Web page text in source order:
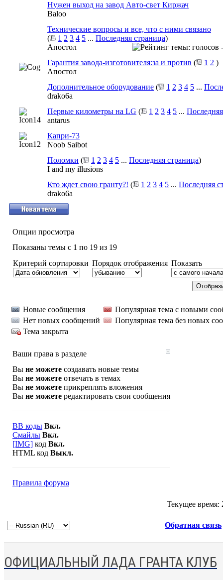
Нужен выход на завод Авто-свет Киржач
Baloo
Технические вопросы и все, что с ними связано
(
1 2 3 4 5 ... Последняя страница)
Апостол
Гарантия завода-изготовителя:за и против ( 1 2 )
Апостол
Дополнительное оборудование ( 1 2 3 4 5 ...
drako6a
Первые километры на LG ( 1 2 3 4 5 ...
antarus
Капри-73
Noob Saibot
Поломки ( 1 2 3 4 5 ... Последняя страница)
I and my illusions
Кто ждет свою гранту?! ( 1 2 3 4 5 ... Последняя
drako6a
Опции просмотра
Показаны темы с 1 по 19 из 19
Критерий сортировки Порядок отображения Показать
Новые сообщения
Популярная тема с новыми
Нет новых сообщений
Популярная тема без новых
Тема закрыта
Ваши права в разделе
Вы не можете создавать новые темы
Вы не можете отвечать в темах
Вы не можете прикреплять вложения
Вы не можете редактировать свои сообщения
BB коды Вкл.
Смайлы Вкл.
[IMG] код Вкл.
HTML код Выкл.
Правила форума
Текущее время:
Обратная связь
ОФИЦИАЛЬНЫЙ ЛАДА ГРАНТА КЛУБ